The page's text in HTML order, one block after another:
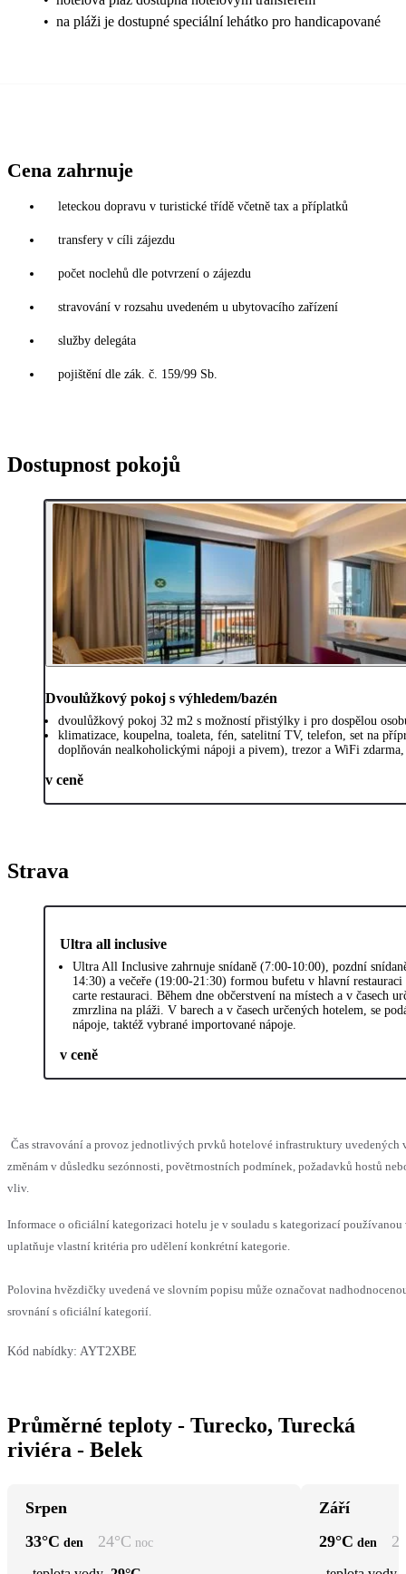
• na pláži je dostupné speciální lehátko pro handicapované
Cena zahrnuje
leteckou dopravu v turistické třídě včetně tax a příplatků
transfery v cíli zájezdu
počet noclehů dle potvrzení o zájezdu
stravování v rozsahu uvedeném u ubytovacího zařízení
služby delegáta
pojištění dle zák. č. 159/99 Sb.
Dostupnost pokojů
Dvoulůžkový pokoj s výhledem/bazén
dvoulůžkový pokoj 32 m2 s možností přistýlky i pro dospělou
klimatizace, koupelna, toaleta, fén, satelitní TV, telefon, set na
doplňován nealkoholickými nápoji a pivem), trezor a WiFi
v ceně
Strava
Ultra all inclusive
Ultra All Inclusive zahrnuje snídaně (7:00-10:00), pozdní
14:30) a večeře (19:00-21:30) formou bufetu v hlavní
carte restauraci. Během dne občerstvení na místech a v časech
zmrzlina na pláži. V barech a v časech určených hotelem, se
nápoje, taktéž vybrané importované nápoje.
v ceně
Čas stravování a provoz jednotlivých prvků hotelové infrastruktury uvedených
změnám v důsledku sezónnosti, povětrnostních podmínek, požadavků hostů
vliv.
Informace o oficiální kategorizaci hotelu je v souladu s kategorizací používanou
uplatňuje vlastní kritéria pro udělení konkrétní kategorie.
Polovina hvězdičky uvedená ve slovním popisu může označovat
srovnání s oficiální kategorií.
Kód nabídky: AYT2XBE
Průměrné teploty - Turecko, Turecká
riviéra - Belek
Srpen
33°C den 24°C noc
Září
29°C den